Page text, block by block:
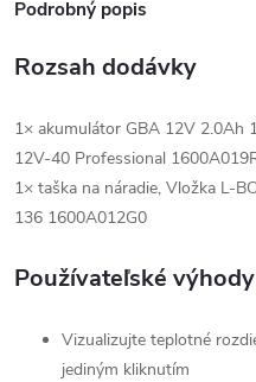
Podrobný popis
Rozsah dodávky
1× akumulátor GBA 12V 2.0Ah
12V-40 Professional
1× taška na náradie, Vložka L-
136 1600A012G0
Používateľské
Vizualizujte teplotné
jediným kliknutím